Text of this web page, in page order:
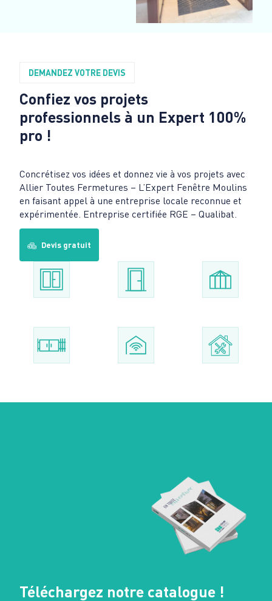
DEMANDEZ VOTRE DEVIS
Confiez vos projets
professionnels à un Expert 100%
pro !
Concrétisez vos idées et donnez vie à vos projets avec
Allier Toutes Fermetures – L’Expert Fenêtre Moulins
en faisant appel à une entreprise locale reconnue et
expérimentée. Entreprise certifiée RGE – Qualibat.
Devis gratuit
Téléchargez notre catalogue !